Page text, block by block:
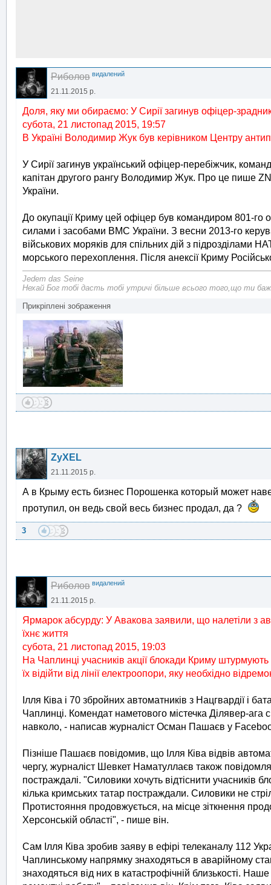
Риболов видалений
21.11.2015 р.
Доля, яку ми обираємо: У Сирії загинув офіцер-
субота, 21 листопад 2015, 19:57
В Україні Володимир Жук був керівником Центру
У Сирії загинув український офіцер-перебіжчик,
капітан другого рангу Володимир Жук. Про це пише
України.
До окупації Криму цей офіцер був командиром 801-го
силами і засобами ВМС України. З весни 2013-го
військових моряків для спільних дій з підрозділами
морського перехоплення. Після анексії Криму
Jedem das Seine
Нехай Бог тобі дасть тобі утричі більше всього того,що ти
Прикріплені зображення
ZyXEL
21.11.2015 р.
А в Крыму есть бизнес Порошенка который может
протупил, он ведь свой весь бизнес продал, да ?
3
Риболов видалений
21.11.2015 р.
Ярмарок абсурду: У Авакова заявили, що налетіли з
їхнє життя
субота, 21 листопад 2015, 19:03
На Чаплинці учасників акції блокади Криму
їх відійти від лінії електроопори, яку необхідно
Ілля Ківа і 70 збройних автоматників з Нацгвардії і
Чаплинці. Комендат наметового містечка Ділявер-ага
навколо, - написав журналіст Осман Пашаєв у
Пізніше Пашаєв повідомив, що Ілля Ківа відвів
чергу, журналіст Шевкет Наматуллаєв також
постраждалі. "Силовики хочуть відтіснити учасників
кілька кримських татар постраждали. Силовики не
Протистояння продовжується, на місце зіткнення
Херсонській області", - пише він.
Сам Ілля Ківа зробив заяву в ефірі телеканалу 112
Чаплинському напрямку знаходяться в аварійному
знаходяться від них в катастрофічній близькості.